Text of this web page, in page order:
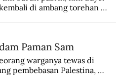
di ambang torehan
Paman Sam
warganya tewas di
pembebasan Palestina,